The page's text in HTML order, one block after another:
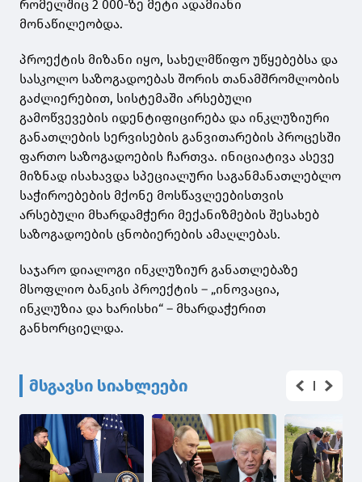
რომელშიც 2 000-ზე მეტი ადამიანი
მონაწილეობდა.
პროექტის მიზანი იყო, სახელმწიფო უწყებებსა და
სასკოლო საზოგადოებას შორის თანამშრომლობის
გაძლიერებით, სისტემაში არსებული
გამოწვევების იდენტიფიცირება და ინკლუზიური
განათლების სერვისების განვითარების პროცესში
ფართო საზოგადოების ჩართვა. ინიციატივა ასევე
მიზნად ისახავდა სპეციალური საგანმანათლებლო
საჭიროებების მქონე მოსწავლეებისთვის
არსებული მხარდამჭერი მექანიზმების შესახებ
საზოგადოების ცნობიერების ამაღლებას.
საჯარო დიალოგი ინკლუზიურ განათლებაზე
მსოფლიო ბანკის პროექტის – „ინოვაცია,
ინკლუზია და ხარისხი“ – მხარდაჭერით
განხორციელდა.
მსგავსი სიახლეები